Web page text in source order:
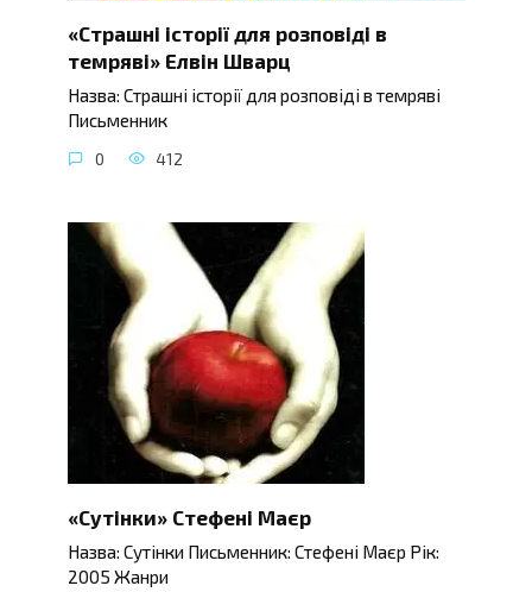
«Страшні історії для розповіді в
темряві» Елвін Шварц
Назва: Страшні історії для розповіді в темряві
Письменник
0 412
«Сутінки» Стефені Маєр
Назва: Сутінки Письменник: Стефені Маєр Рік:
2005 Жанри